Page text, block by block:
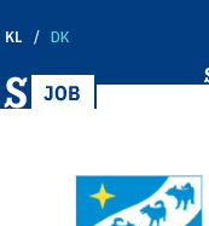
KL DK